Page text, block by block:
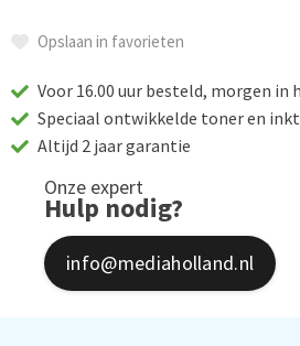
Opslaan in favorieten
Voor 16.00 uur besteld, morgen in
Speciaal ontwikkelde toner en inkt
Altijd 2 jaar garantie
Onze expert
Hulp nodig?
info@mediaholland.nl